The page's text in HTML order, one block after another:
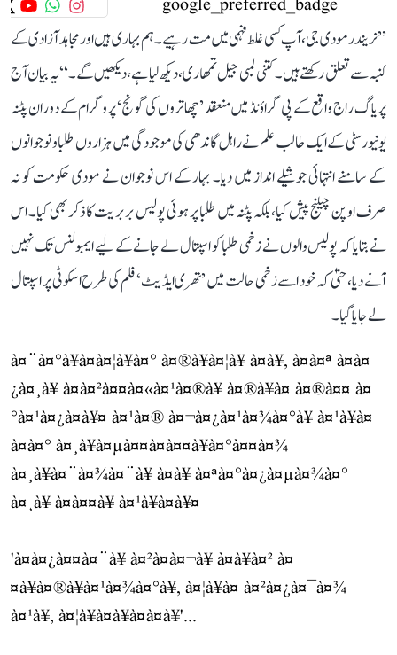
’’نریندر مودی جی، آپ کسی غلط فہمی میں مت رہیے۔ ہم بہاری ہیں اور مجاہد آزادی کے
کنبہ سے تعلق رکھتے ہیں۔ کتنی لمبی جیل تمھاری، دیکھ لیا ہے، دیکھیں گے۔‘‘ یہ بیان آج
پریاگ راج واقع کے پی گراؤنڈ میں منعقد ’چھاتروں کی گونج‘ پروگرام کے دوران پٹنہ
یونیورسٹی کے ایک طالب علم نے راہل گاندھی کی موجودگی میں ہزاروں طلبا و نوجوانوں
کے سامنے انتہائی جوشیلے انداز میں دیا۔ بہار کے اس نوجوان نے مودی حکومت کو نہ
صرف اوپن چیلنج پیش کیا، بلکہ پٹنہ میں طلبا پر ہوئی پولیس بربریت کا ذکر بھی کیا۔ اس
نے بتایا کہ پولیس والوں نے زخمی طلبا کو اسپتال لے جانے کے لیے ایمبولنس تک نہیں
آنے دیا، حتیٰ کہ خود اسے زخمی حالت میں ’تھری ایڈیٹ‘ فلم کی طرح اسکوٹی پر اسپتال
لے جایا گیا۔
à¤¨à¤°à¥à¤à¤¦à¥à¤° à¤®à¥à¤¦à¥ à¤à¥, à¤à¤ª à¤à¤
¿à¤¸à¥ à¤à¤²à¤¤à¤«à¤¹à¤®à¥ à¤®à¥à¤ à¤®à¤¤ à¤
°à¤¹à¤¿à¤à¥¤ à¤¹à¤® à¤¬à¤¿à¤¹à¤¾à¤°à¥ à¤¹à¥à¤
à¤à¤° à¤¸à¥à¤µà¤¤à¤à¤¤à¥à¤°à¤¤à¤¾
à¤¸à¥à¤¨à¤¾à¤¨à¥ à¤à¥ à¤ªà¤°à¤¿à¤µà¤¾à¤°
à¤¸à¥ à¤à¤¤à¥ à¤¹à¥à¤à¥¤
'à¤à¤¿à¤¤à¤¨à¥ à¤²à¤à¤¬à¥ à¤à¥à¤² à¤
¤à¥à¤®à¥à¤¹à¤¾à¤°à¥, à¤¦à¥à¤ à¤²à¤¿à¤¯à¤¾
à¤¹à¥, à¤¦à¥à¤à¥à¤à¤à¥'...